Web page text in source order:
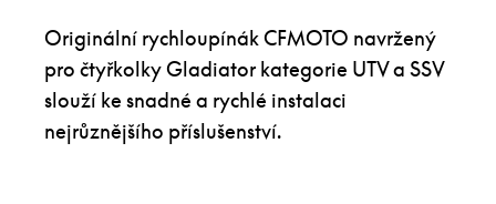
Originální rychloupínák CFMOTO navržený
pro čtyřkolky Gladiator kategorie UTV a SSV
slouží ke snadné a rychlé instalaci
nejrůznějšího příslušenství.